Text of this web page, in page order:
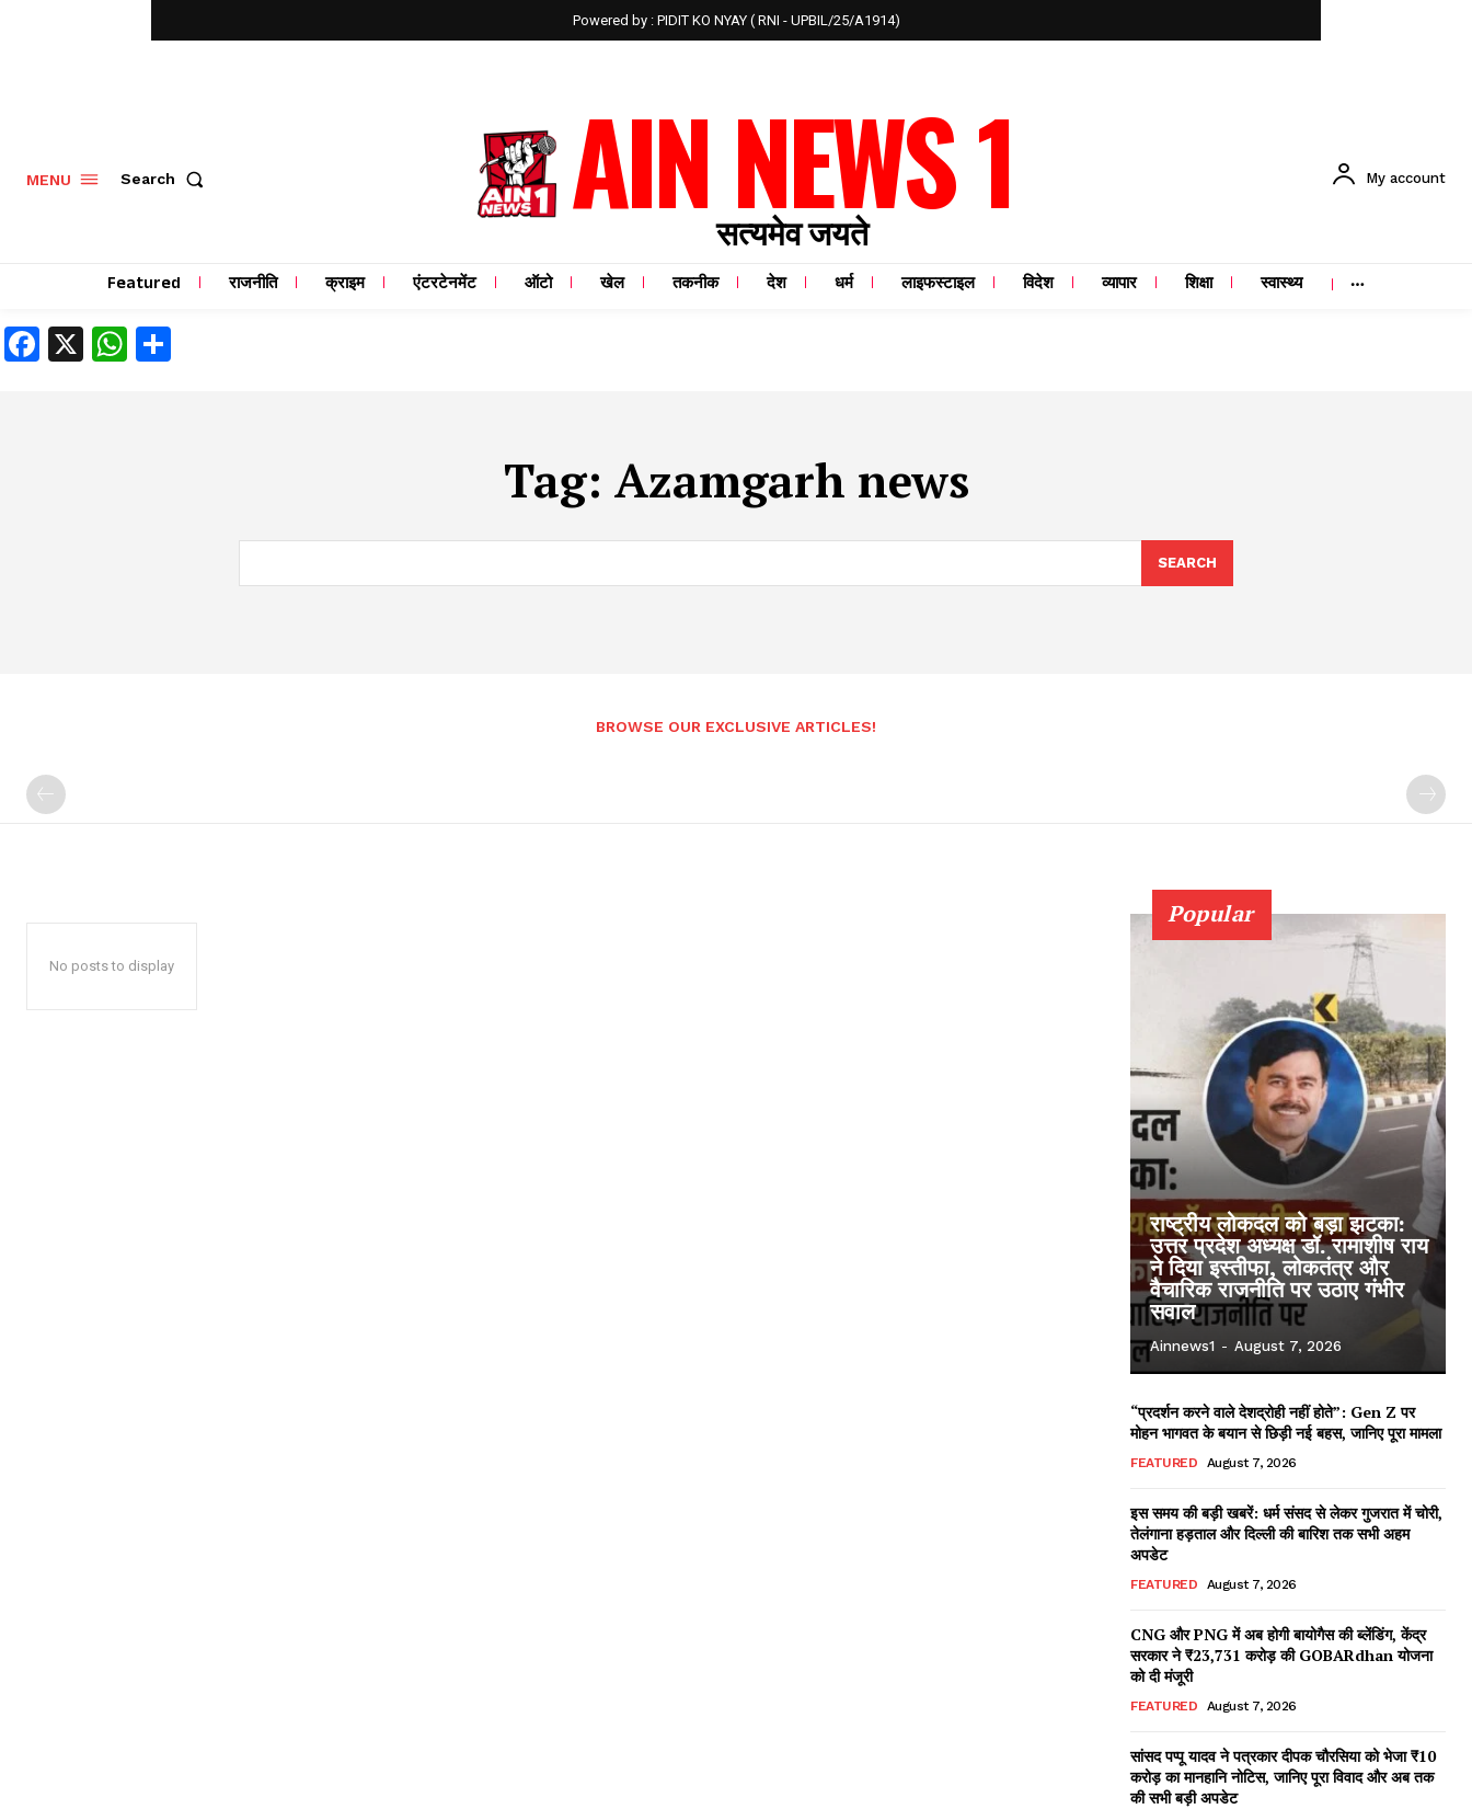
Powered by : PIDIT KO NYAY ( RNI - UPBIL/25/A1914)
MENU Search AIN NEWS 1
सत्यमेव जयते
My account
Featured राजनीति क्राइम एंटरटेनमेंट ऑटो खेल तकनीक देश धर्म लाइफस्टाइल विदेश व्यापार शिक्षा स्वास्थ्य
Facebook
X WhatsApp
Tag: Azamgarh news
SEARCH
BROWSE OUR EXCLUSIVE ARTICLES!
No posts to display
Popular
राष्ट्रीय लोकदल को बड़ा झटका:
उत्तर प्रदेश अध्यक्ष डॉ. रामाशीष राय
ने दिया इस्तीफा, लोकतंत्र और
वैचारिक राजनीति पर उठाए गंभीर
सवाल
Ainnews1 - August 7, 2026
“प्रदर्शन करने वाले देशद्रोही नहीं होते”: Gen Z पर
मोहन भागवत के बयान से छिड़ी नई बहस, जानिए पूरा मामला
FEATURED August 7, 2026
इस समय की बड़ी खबरें: धर्म संसद से लेकर गुजरात में चोरी,
तेलंगाना हड़ताल और दिल्ली की बारिश तक सभी अहम
अपडेट
FEATURED August 7, 2026
CNG और PNG में अब होगी बायोगैस की ब्लेंडिंग, केंद्र
सरकार ने ₹23,731 करोड़ की GOBARdhan योजना
को दी मंजूरी
FEATURED August 7, 2026
सांसद पप्पू यादव ने पत्रकार दीपक चौरसिया को भेजा ₹10
करोड़ का मानहानि नोटिस, जानिए पूरा विवाद और अब तक
की सभी बड़ी अपडेट